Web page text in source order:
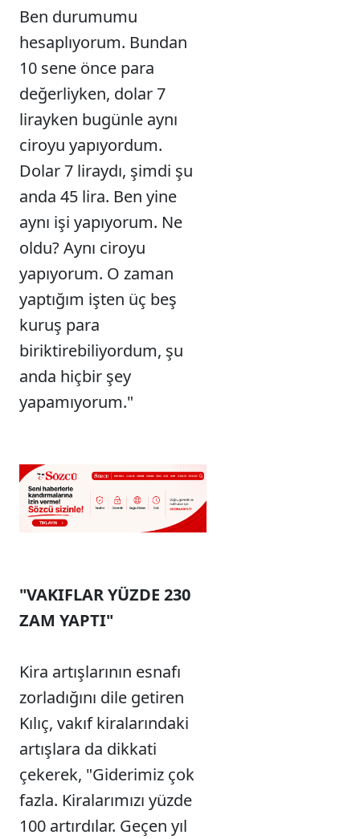
Ben durumumu
hesaplıyorum. Bundan
10 sene önce para
değerliyken, dolar 7
lirayken bugünle aynı
ciroyu yapıyordum.
Dolar 7 liraydı, şimdi şu
anda 45 lira. Ben yine
aynı işi yapıyorum. Ne
oldu? Aynı ciroyu
yapıyorum. O zaman
yaptığım işten üç beş
kuruş para
biriktirebiliyordum, şu
anda hiçbir şey
yapamıyorum."
"VAKIFLAR YÜZDE 230
ZAM YAPTI"
Kira artışlarının esnafı
zorladığını dile getiren
Kılıç, vakıf kiralarındaki
artışlara da dikkati
çekerek, "Giderimiz çok
fazla. Kiralarımızı yüzde
100 artırdılar. Geçen yıl